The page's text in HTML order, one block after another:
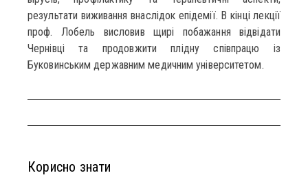
результати виживання внаслідок епідемії. В кінці лекції
проф. Лобель висловив щирі побажання відвідати
Чернівці та продовжити плідну співпрацю із
Буковинським державним медичним університетом.
Корисно знати